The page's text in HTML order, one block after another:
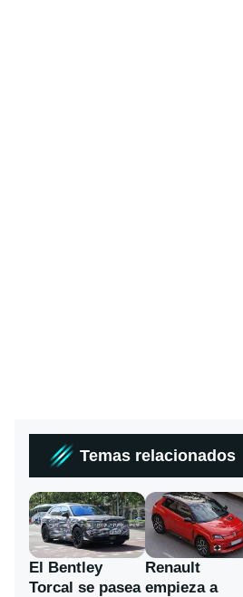
Temas relacionados
El Bentley
Torcal se pasea
Renault
empieza a